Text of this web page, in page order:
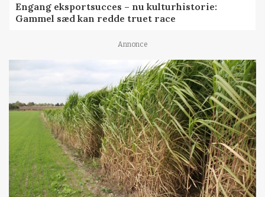
Engang eksportsucces – nu kulturhistorie:
Gammel sæd kan redde truet race
Annonce